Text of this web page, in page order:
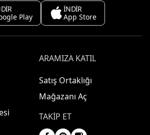
Play
İNDİR
App Store
ARAMIZA KATIL
Satış Ortaklığı
Mağazanı Aç
TAKIP ET